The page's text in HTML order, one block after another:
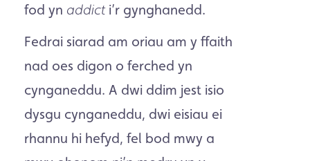
fod yn addict i’r gynghanedd.
Fedrai siarad am oriau am y ffaith
nad oes digon o ferched yn
cynganeddu. A dwi ddim jest isio
dysgu cynganeddu, dwi eisiau ei
rhannu hi hefyd, fel bod mwy a